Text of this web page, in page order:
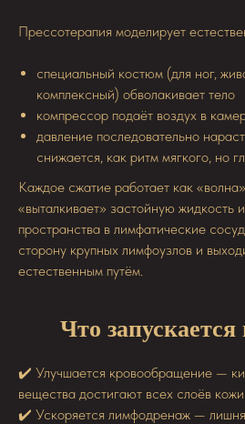
Прессотерапия моделирует
специальный костюм (для ног,
комплексный) обволакивает тело
компрессор подаёт воздух в
давление последовательно
снижается, как ритм мягкого, но
Каждое сжатие работает как
«выталкивает» застойную жидкость
пространства в лимфатические
сторону крупных лимфоузлов и
естественным путём.
Что
✔️ Улучшается кровообращение —
вещества достигают всех слоёв
✔️ Ускоряется лимфодренаж —